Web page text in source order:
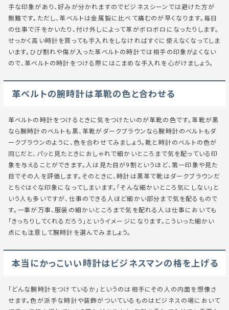
手な印象があり、好みが分かれますのでビジネスシーンでは避けた方が
無難です。ただし、革ベルトは金属製に比べて痛むのが早くなります。毎日
の仕事で汗をかいたり、付け外しによって革がボロボロになったりします。
せっかく高い時計を買っても手入れをしなければすぐに使えなくなってしま
います。ひび割れや傷が入った革ベルトの時計では相手の印象がよくない
ので、革ベルトの時計をつける際にはこまめな手入れを心がけましょう。
革ベルトの腕時計は革靴の色と合わせる
革ベルトの時計をつけるときに気をつけたいのが革靴の色です。革靴が黒
なら腕時計のベルトも黒、革靴がダークブラウンなら腕時計のベルトもダ
ークブラウンのように、色を合わせてみましょう。靴と時計のベルトの色が
同じだと、パッと見たときにおしゃれで細かいところまで気を配っている印
象を与えることができます。人は見た目が9割というほど、第一印象や見た
目でその人を評価します。そのときに、時計は黒革で靴はダークブラウンだ
とちぐはぐな印象になってしまいます。「そんな細かいところ気にしない」と
いう人も多いですが、仕事のできる人ほど細かい部分まで気を配るもので
す。一事が万事、服装の細かいところまで気を配れる人は仕事においても
「きっちりしてくれるだろう」というイメージになります。こういった細かい
点にも注意して腕時計を選んでみましょう。
本当にかっこいい時計はビジネスマンの格を上げる
「どんな腕時計をつけているか」というのは相手にその人の内面を想像さ
せます。色が派手な時計や装飾がついているものはビジネスの場において